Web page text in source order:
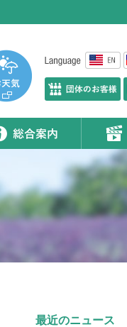
最近のニュース